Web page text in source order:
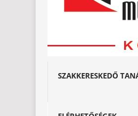
SZAKKERESKEDŐ